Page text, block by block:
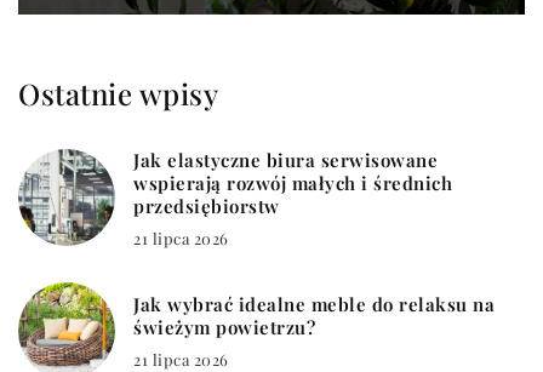
Ostatnie wpisy
Jak elastyczne biura serwisowane
wspierają rozwój małych i średnich
przedsiębiorstw
21 lipca 2026
Jak wybrać idealne meble do relaksu na
świeżym powietrzu?
21 lipca 2026